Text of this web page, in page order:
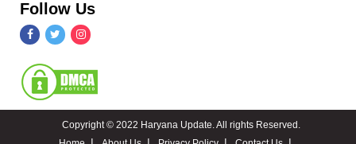
Follow Us
Copyright © 2022 Haryana Update. All rights Reserved.